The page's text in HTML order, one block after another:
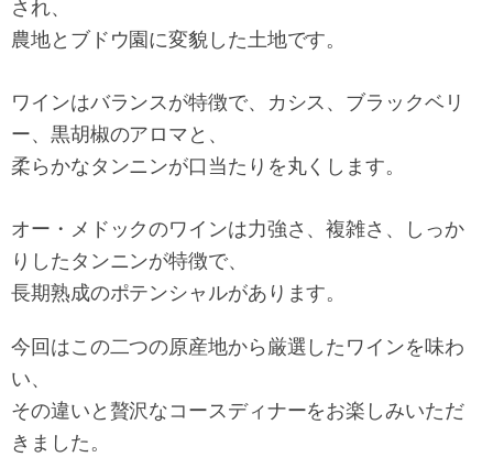
され、
農地とブドウ園に変貌した土地です。
ワインはバランスが特徴で、カシス、ブラックベリ
ー、黒胡椒のアロマと、
柔らかなタンニンが口当たりを丸くします。
オー・メドックのワインは力強さ、複雑さ、しっか
りしたタンニンが特徴で、
長期熟成のポテンシャルがあります。
今回はこの二つの原産地から厳選したワインを味わ
い、
その違いと贅沢なコースディナーをお楽しみいただ
きました。